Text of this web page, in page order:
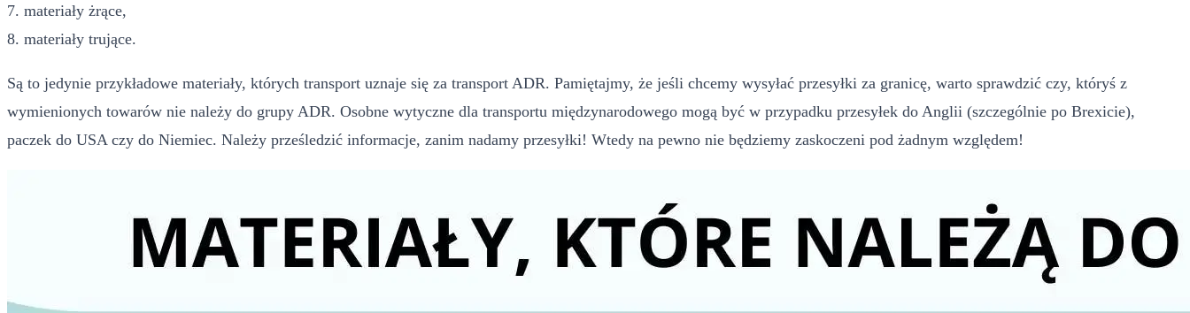
7. materiały żrące,
8. materiały trujące.
Są to jedynie przykładowe materiały, których transport uznaje się za transport ADR. Pamiętajmy, że jeśli chcemy wysyłać przesyłki za granicę, warto sprawdzić czy, któryś z
wymienionych towarów nie należy do grupy ADR. Osobne wytyczne dla transportu międzynarodowego mogą być w przypadku przesyłek do Anglii (szczególnie po Brexicie),
paczek do USA czy do Niemiec. Należy prześledzić informacje, zanim nadamy przesyłki! Wtedy na pewno nie będziemy zaskoczeni pod żadnym względem!